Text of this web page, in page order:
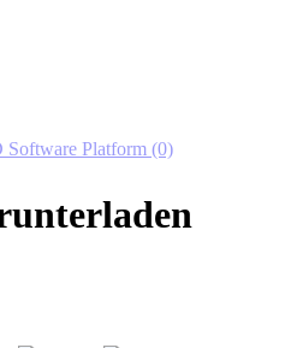
Platform (0)